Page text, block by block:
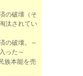
の破壊（そ
汰されてい
の破壊。～
った～
族本能を売